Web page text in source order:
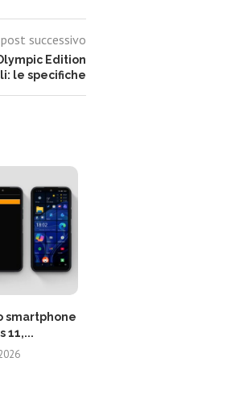
post successivo
Edition
le specifiche
smartphone
11,...